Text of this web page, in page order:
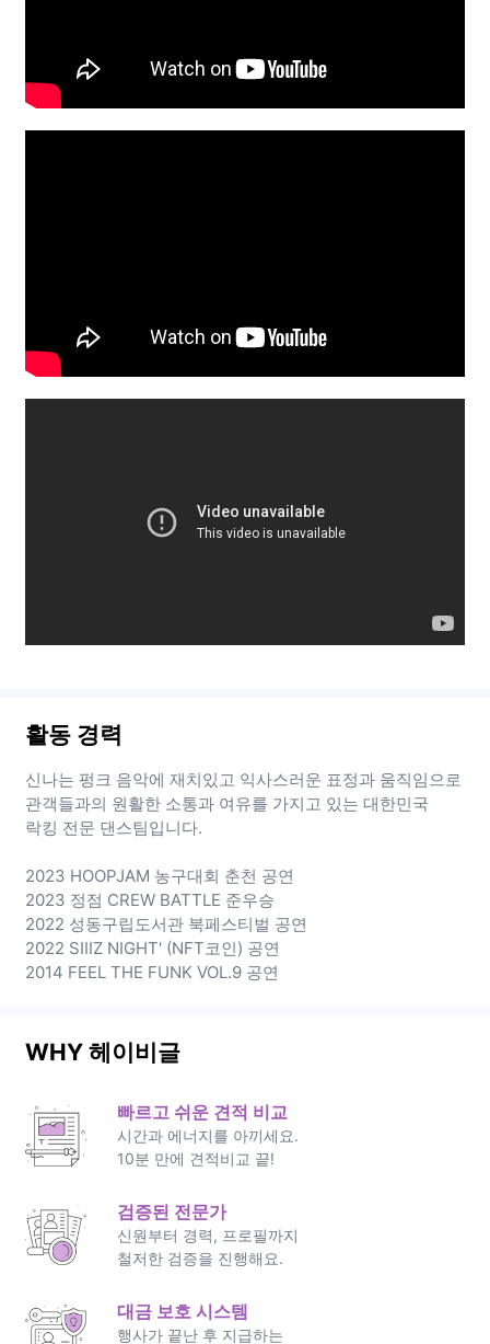
활동 경력
신나는 펑크 음악에 재치있고 익사스러운 표정과 움직임으로
관객들과의 원활한 소통과 여유를 가지고 있는 대한민국
락킹 전문 댄스팀입니다.
2023 HOOPJAM 농구대회 춘천 공연
2023 정점 CREW BATTLE 준우승
2022 성동구립도서관 북페스티벌 공연
2022 SIIIZ NIGHT' (NFT코인) 공연
2014 FEEL THE FUNK VOL.9 공연
WHY 헤이비글
빠르고 쉬운 견적 비교
시간과 에너지를 아끼세요.
10분 만에 견적비교 끝!
검증된 전문가
신원부터 경력, 프로필까지
철저한 검증을 진행해요.
대금 보호 시스템
행사가 끝난 후 지급하는